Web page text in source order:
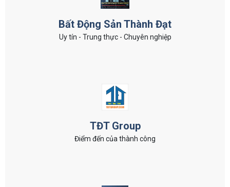
Bất Động Sản Thành Đạt
Uy tín - Trung thực - Chuyên nghiệp
TĐT Group
Điểm đến của thành công